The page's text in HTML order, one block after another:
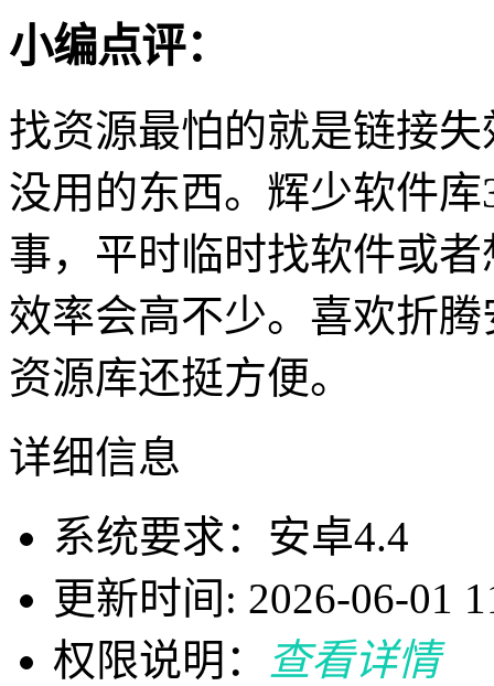
小编点评：
找资源最怕的就是链接
没用的东西。辉少软件
事，平时临时找软件或
效率会高不少。喜欢折
资源库还挺方便。
详细信息
系统要求：安卓4.4
更新时间: 2026-06-01
权限说明：
查看详情